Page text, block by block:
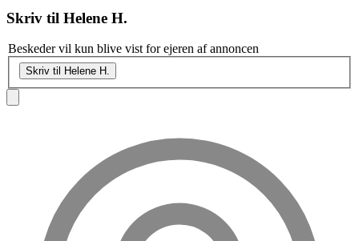
Skriv til Helene H.
Beskeder vil kun blive vist for ejeren af annoncen
Skriv til Helene H.